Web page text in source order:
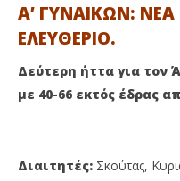
Α’ ΓΥΝΑΙΚΩΝ:
ΕΛΕΥΘΕΡΙΟ.
Δεύτερη ήττα για τον
με 40-66 εκτός έδρας
Διαιτητές: Σκούτας,